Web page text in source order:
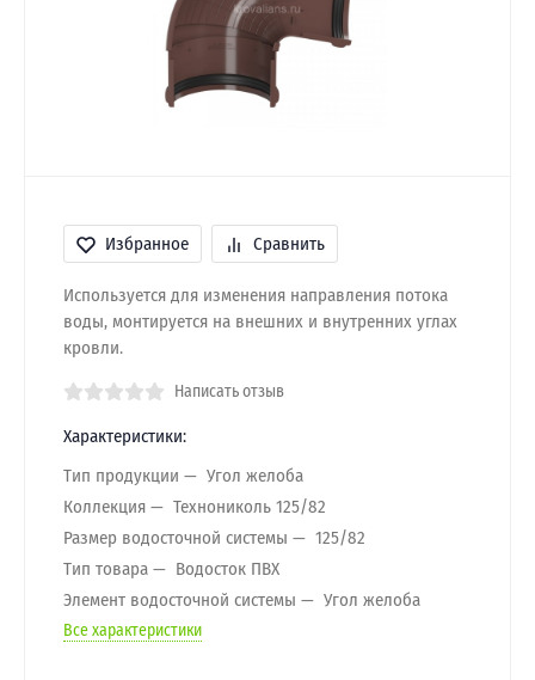
Избранное Сравнить
Используется для изменения направления потока
воды, монтируется на внешних и внутренних углах
кровли.
Написать отзыв
Характеристики:
Тип продукции
Угол желоба
Коллекция
Технониколь 125/82
Размер водосточной системы
125/82
Тип товара
Водосток ПВХ
Элемент водосточной системы
Угол желоба
Все характеристики